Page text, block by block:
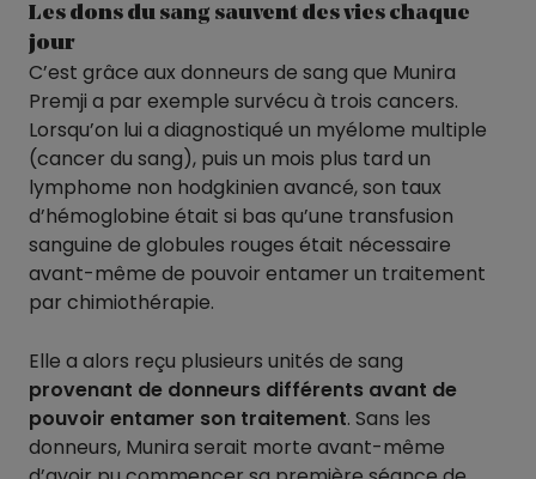
Les dons du sang sauvent des vies chaque
jour
C’est grâce aux donneurs de sang que Munira
Premji a par exemple survécu à trois cancers.
Lorsqu’on lui a diagnostiqué un myélome multiple
(cancer du sang), puis un mois plus tard un
lymphome non hodgkinien avancé, son taux
d’hémoglobine était si bas qu’une transfusion
sanguine de globules rouges était nécessaire
avant-même de pouvoir entamer un traitement
par chimiothérapie.
Elle a alors reçu plusieurs unités de sang
provenant de donneurs différents avant de
pouvoir entamer son traitement. Sans les
donneurs, Munira serait morte avant-même